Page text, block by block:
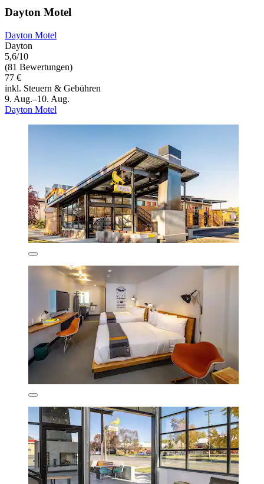
Dayton Motel
Dayton Motel
Dayton
5,6/10
(81 Bewertungen)
77 €
inkl. Steuern & Gebühren
9. Aug.–10. Aug.
Dayton Motel